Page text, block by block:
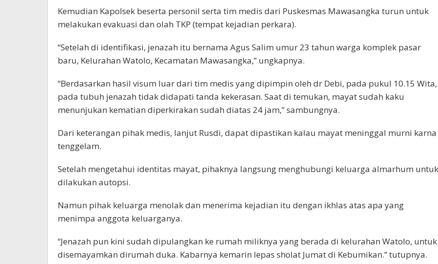
Kemudian Kapolsek beserta personil serta tim medis dari Puskesmas Mawasangka turun untuk
melakukan evakuasi dan olah TKP (tempat kejadian perkara).
“Setelah di identifikasi, jenazah itu bernama Agus Salim umur 23 tahun warga komplek pasar
baru, Kelurahan Watolo, Kecamatan Mawasangka,” ungkapnya.
“Berdasarkan hasil visum luar dari tim medis yang dipimpin oleh dr Debi, pada pukul 10.15 Wita,
pada tubuh jenazah tidak didapati tanda kekerasan. Saat di temukan, mayat sudah kaku
menunjukan kematian diperkirakan sudah diatas 24 jam,” sambungnya.
Dari keterangan pihak medis, lanjut Rusdi, dapat dipastikan kalau mayat meninggal murni karna
tenggelam.
Setelah mengetahui identitas mayat, pihaknya langsung menghubungi keluarga almarhum untuk
dilakukan autopsi.
Namun pihak keluarga menolak dan menerima kejadian itu dengan ikhlas atas apa yang
menimpa anggota keluarganya.
“Jenazah pun kini sudah dipulangkan ke rumah miliknya yang berada di kelurahan Watolo, untuk
disemayamkan dirumah duka. Kabarnya kemarin lepas sholat Jumat di Kebumikan.” tutupnya.